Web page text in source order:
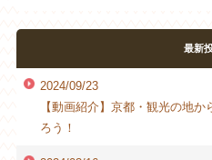
最新
2024/09/23
【動画紹介】京都・観光の地
ろう！